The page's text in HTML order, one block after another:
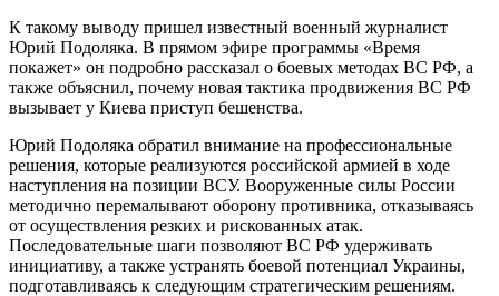
К такому выводу пришел известный военный журналист
Юрий Подоляка. В прямом эфире программы «Время
покажет» он подробно рассказал о боевых методах ВС РФ, а
также объяснил, почему новая тактика продвижения ВС РФ
вызывает у Киева приступ бешенства.
Юрий Подоляка обратил внимание на профессиональные
решения, которые реализуются российской армией в ходе
наступления на позиции ВСУ. Вооруженные силы России
методично перемалывают оборону противника, отказываясь
от осуществления резких и рискованных атак.
Последовательные шаги позволяют ВС РФ удерживать
инициативу, а также устранять боевой потенциал Украины,
подготавливаясь к следующим стратегическим решениям.